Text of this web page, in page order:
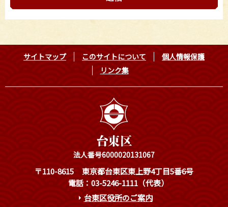
サイトマップ このサイトについて
個人情報保護
リンク集
法人番号6000020131067
〒110-8615
東京都台東区東上野4丁目5番6号
電話：03-5246-1111（代表）
台東区役所のご案内